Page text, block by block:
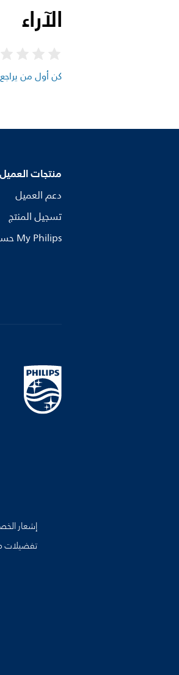
الآراء
كن أول من يراجع
منتجات العميل
دعم العميل
تسجيل المنتج
My Philips حساب
إشعار
تفضيلات